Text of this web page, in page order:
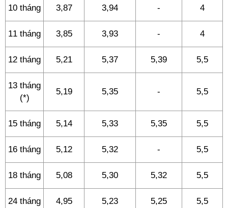
10 tháng 3,87 3,94 - 4
11 tháng 3,85 3,93 - 4
12 tháng 5,21 5,37 5,39 5,5
13 tháng
(*)
5,19 5,35 - 5,5
15 tháng 5,14 5,33 5,35 5,5
16 tháng 5,12 5,32 - 5,5
18 tháng 5,08 5,30 5,32 5,5
24 tháng 4,95 5,23 5,25 5,5